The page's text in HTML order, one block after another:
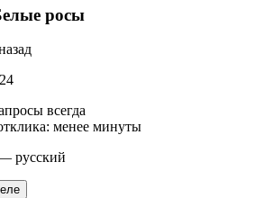
росы
всегда
менее минуты
русский